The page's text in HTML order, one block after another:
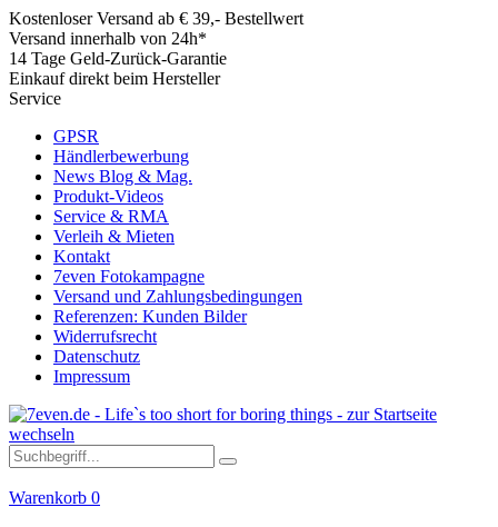
Kostenloser Versand ab € 39,- Bestellwert
Versand innerhalb von 24h*
14 Tage Geld-Zurück-Garantie
Einkauf direkt beim Hersteller
Service
GPSR
Händlerbewerbung
News Blog & Mag.
Produkt-Videos
Service & RMA
Verleih & Mieten
Kontakt
7even Fotokampagne
Versand und Zahlungsbedingungen
Referenzen: Kunden Bilder
Widerrufsrecht
Datenschutz
Impressum
Warenkorb 0